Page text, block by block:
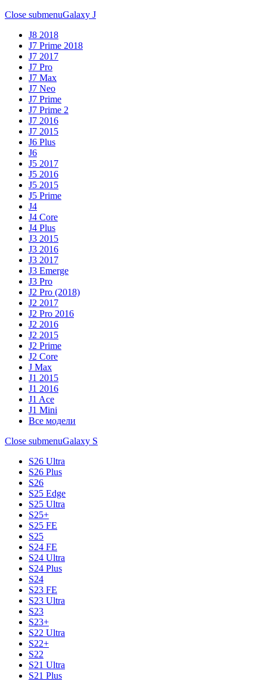
Close submenuGalaxy J
J8 2018
J7 Prime 2018
J7 2017
J7 Pro
J7 Max
J7 Neo
J7 Prime
J7 Prime 2
J7 2016
J7 2015
J6 Plus
J6
J5 2017
J5 2016
J5 2015
J5 Prime
J4
J4 Core
J4 Plus
J3 2015
J3 2016
J3 2017
J3 Emerge
J3 Pro
J2 Pro (2018)
J2 2017
J2 Pro 2016
J2 2016
J2 2015
J2 Prime
J2 Core
J Max
J1 2015
J1 2016
J1 Ace
J1 Mini
Все модели
Close submenuGalaxy S
S26 Ultra
S26 Plus
S26
S25 Edge
S25 Ultra
S25+
S25 FE
S25
S24 FE
S24 Ultra
S24 Plus
S24
S23 FE
S23 Ultra
S23
S23+
S22 Ultra
S22+
S22
S21 Ultra
S21 Plus